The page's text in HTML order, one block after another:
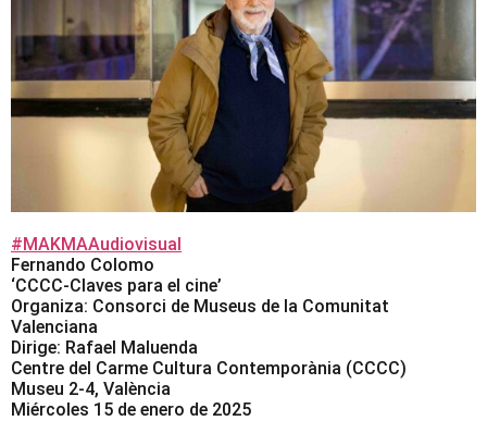
#MAKMAAudiovisual
Fernando Colomo
‘CCCC-Claves para el cine’
Organiza: Consorci de Museus de la Comunitat
Valenciana
Dirige: Rafael Maluenda
Centre del Carme Cultura Contemporània (CCCC)
Museu 2-4, València
Miércoles 15 de enero de 2025